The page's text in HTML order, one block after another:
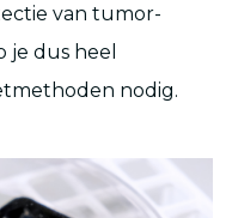
van tumor-
je dus heel
nodig.